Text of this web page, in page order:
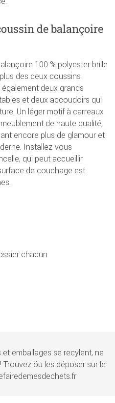
de balançoire
100 % polyester brille
des deux coussins
deux grands
et deux accoudoirs qui
Un léger motif à carreaux
de haute qualité,
encore plus de glamour et
Installez-vous
qui peut accueillir
de couchage est
chacun
et emballages se recylent, ne
Trouvez óu les déposer sur le